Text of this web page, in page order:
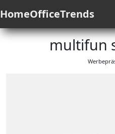
HomeOfficeTrends
multifun